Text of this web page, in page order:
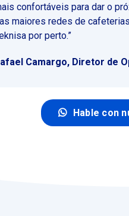
confortáveis para dar o
maiores redes de
por perto.”
Camargo, Diretor de
Hable con